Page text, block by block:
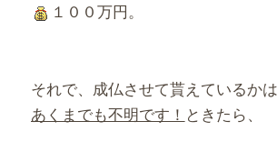
１００万円。
それで、成仏させて貰えているかは
あくまでも不明です！ ときたら、